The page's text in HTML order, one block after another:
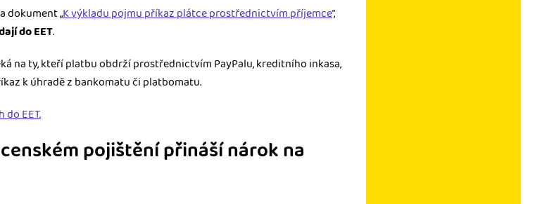
dokument „K výkladu pojmu příkaz plátce prostřednictvím příjemce”,
do EET.
na ty, kteří platbu obdrží prostřednictvím PayPalu, kreditního inkasa,
k úhradě z bankomatu či platbomatu.
EET.
pojištění přináší nárok na